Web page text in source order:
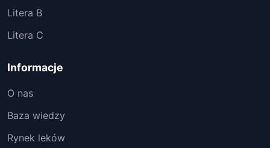
Litera B
Litera C
Informacje
O nas
Baza wiedzy
Rynek leków